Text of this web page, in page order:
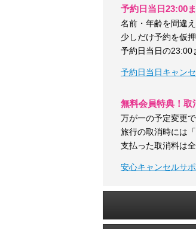
予約日当日23:00
名前・年齢を間違
少しだけ予約を仮
予約日当日の23:00
予約日当日キャン
無料会員特典！取
万が一の予定変更
旅行の取消時には
支払った取消料は
安心キャンセルサ